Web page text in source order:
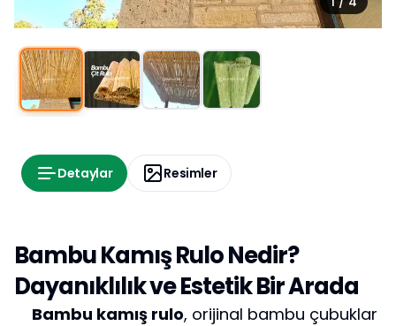
Detaylar Resimler
Bambu Kamış Rulo Nedir?
Dayanıklılık ve Estetik Bir Arada
Bambu kamış rulo, orijinal bambu çubuklar